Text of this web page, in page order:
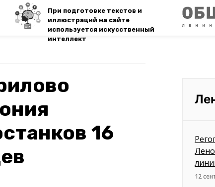
При подготовке текстов и
иллюстраций на сайте
используется искусственный
интеллект
16
12